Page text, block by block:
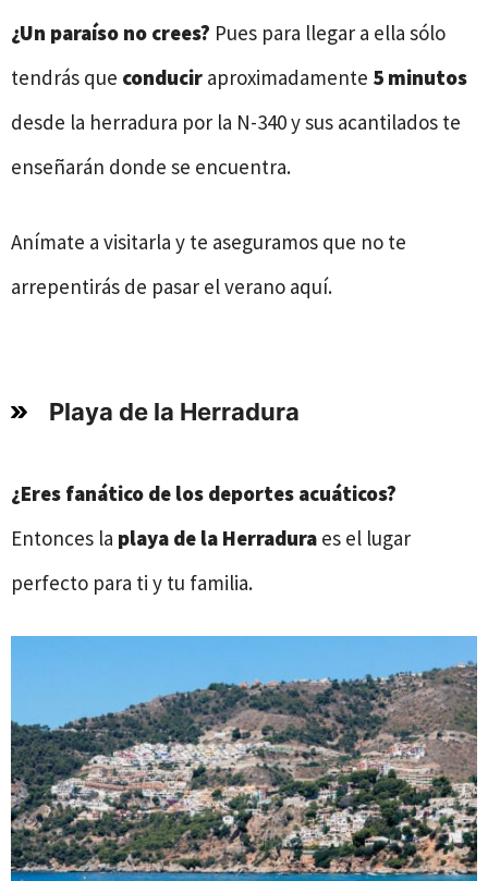
¿Un paraíso no crees? Pues para llegar a ella sólo
tendrás que conducir aproximadamente 5 minutos
desde la herradura por la N-340 y sus acantilados te
enseñarán donde se encuentra.
Anímate a visitarla y te aseguramos que no te
arrepentirás de pasar el verano aquí.
Playa de la Herradura
¿Eres fanático de los deportes acuáticos?
Entonces la playa de la Herradura es el lugar
perfecto para ti y tu familia.